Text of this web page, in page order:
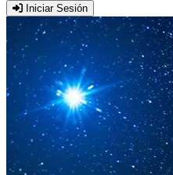
Iniciar Sesión